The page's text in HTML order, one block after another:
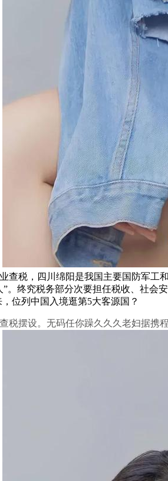
查税，四川绵阳是我国主要国防军
。终究税务部分次要担任税收、社会
位列中国入境逛第5大客源国？
摆设。无码任你躁久久久老妇据携